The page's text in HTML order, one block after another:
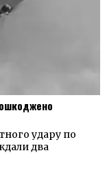
удару по
два